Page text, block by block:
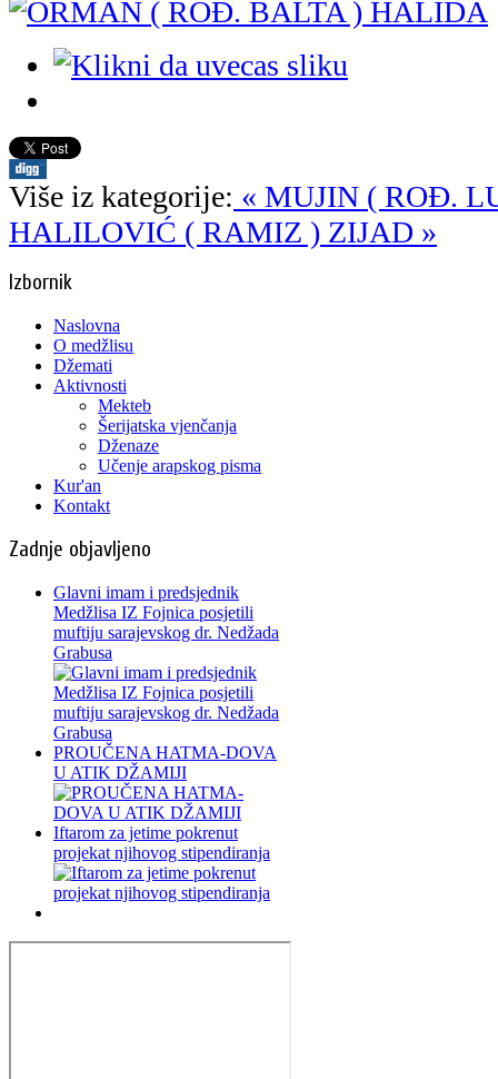
Više iz kategorije: « MUJIN ( ROĐ.
HALILOVIĆ ( RAMIZ ) ZIJAD »
Izbornik
Naslovna
O medžlisu
Džemati
Aktivnosti
Mekteb
Šerijatska vjenčanja
Dženaze
Učenje arapskog pisma
Kur'an
Kontakt
Zadnje objavljeno
Glavni imam i predsjednik
Medžlisa IZ Fojnica posjetili
muftiju sarajevskog dr. Nedžada
Grabusa
PROUČENA HATMA-DOVA
U ATIK DŽAMIJI
Iftarom za jetime pokrenut
projekat njihovog stipendiranja